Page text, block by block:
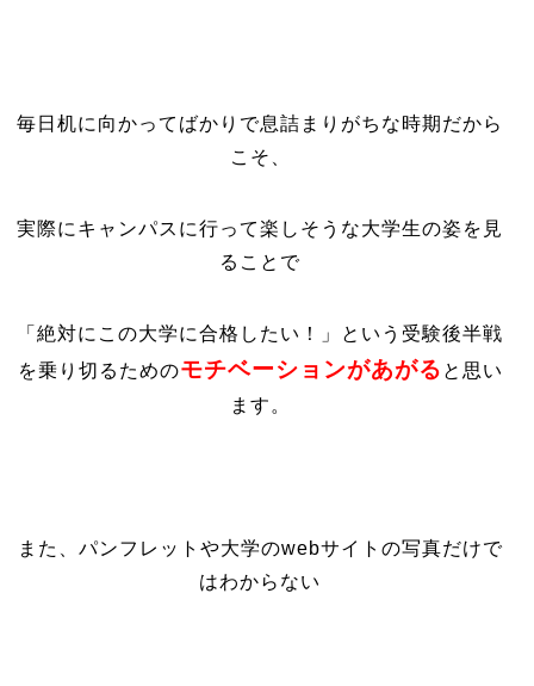
毎日机に向かってばかりで息詰まりがちな時期だから
こそ、
実際にキャンパスに行って楽しそうな大学生の姿を見
ることで
「絶対にこの大学に合格したい！」という受験後半戦
を乗り切るためのモチベーションがあがる と思い
ます。
また、パンフレットや大学のwebサイトの写真だけで
はわからない